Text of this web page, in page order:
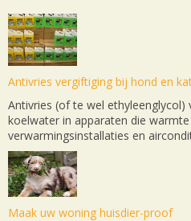
Antivries vergiftiging bij hond en
Antivries (of te wel ethyleenglycol)
koelwater in apparaten die
verwarmingsinstallaties en
Maak uw woning huisdier-proof